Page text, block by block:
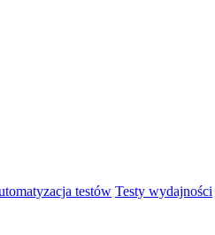
testów Testy wydajności